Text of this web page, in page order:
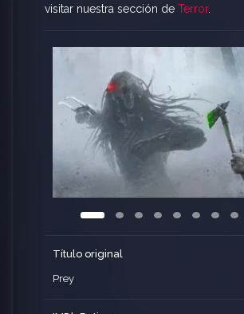
supervivencia para enfrentar a una
visitar nuestra sección de Terror.
Título original
Prey